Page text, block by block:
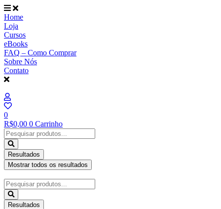
Ir
para
o
conteúdo
Home
Loja
Cursos
eBooks
FAQ – Como Comprar
Sobre Nós
Contato
0
R$0,00 0 Carrinho
Pesquisar
...
Resultados
Mostrar todos os resultados
Pesquisar
...
Resultados